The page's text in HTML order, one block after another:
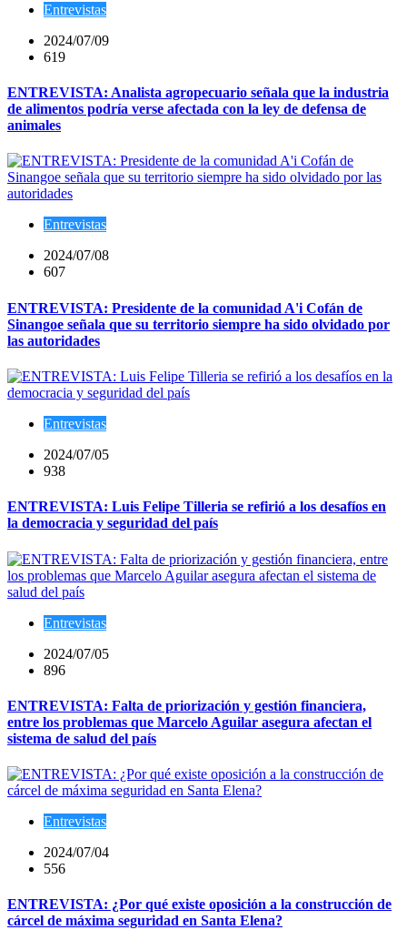
Entrevistas
2024/07/09
619
ENTREVISTA: Analista agropecuario señala que la industria
de alimentos podría verse afectada con la ley de defensa de
animales
Entrevistas
2024/07/08
607
ENTREVISTA: Presidente de la comunidad A'i Cofán de
Sinangoe señala que su territorio siempre ha sido olvidado por
las autoridades
Entrevistas
2024/07/05
938
ENTREVISTA: Luis Felipe Tilleria se refirió a los desafíos en
la democracia y seguridad del país
Entrevistas
2024/07/05
896
ENTREVISTA: Falta de priorización y gestión financiera,
entre los problemas que Marcelo Aguilar asegura afectan el
sistema de salud del país
Entrevistas
2024/07/04
556
ENTREVISTA: ¿Por qué existe oposición a la construcción de
cárcel de máxima seguridad en Santa Elena?